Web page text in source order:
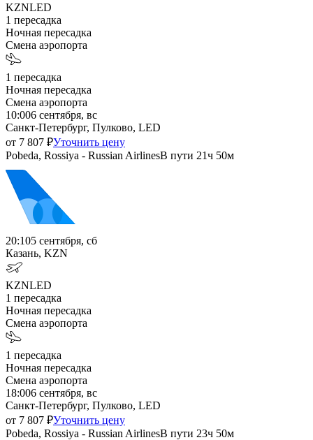
KZNLED
1 пересадка
Ночная пересадка
Смена аэропорта
1 пересадка
Ночная пересадка
Смена аэропорта
10:006 сентября, вс
Санкт-Петербург, Пулково, LED
от 7 807 ₽Уточнить цену
Pobeda, Rossiya - Russian AirlinesВ пути 21ч 50м
20:105 сентября, сб
Казань, KZN
KZNLED
1 пересадка
Ночная пересадка
Смена аэропорта
1 пересадка
Ночная пересадка
Смена аэропорта
18:006 сентября, вс
Санкт-Петербург, Пулково, LED
от 7 807 ₽Уточнить цену
Pobeda, Rossiya - Russian AirlinesВ пути 23ч 50м